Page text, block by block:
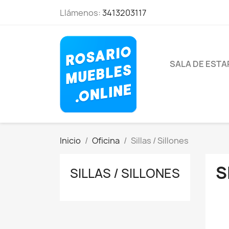
Llámenos:3413203117
SALA DE
Inicio Oficina Sillas / Sillones
SILLAS / SILLONES